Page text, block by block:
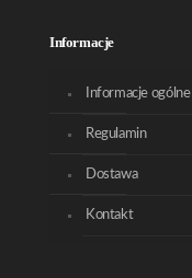
Informacje
Informacje ogólne
Regulamin
Dostawa
Kontakt